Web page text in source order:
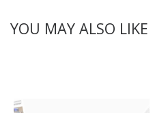
YOU MAY ALSO LIKE